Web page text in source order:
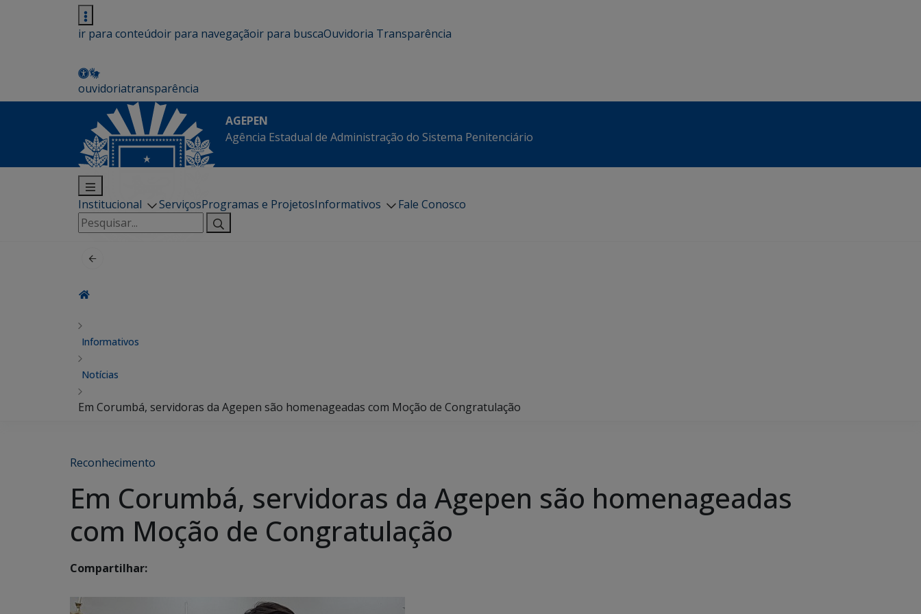
ir para conteúdoir para navegaçãoir para buscaOuvidoria Transparência
ouvidoriatransparência
AGEPEN
Agência Estadual de Administração do Sistema Penitenciário
Institucional ServiçosProgramas e ProjetosInformativos
Fale Conosco
Pesquisar
por:
Informativos
Notícias
Em Corumbá, servidoras da Agepen são homenageadas com Moção de Congratulação
Reconhecimento
Em Corumbá, servidoras da Agepen são homenageadas
com Moção de Congratulação
Compartilhar: